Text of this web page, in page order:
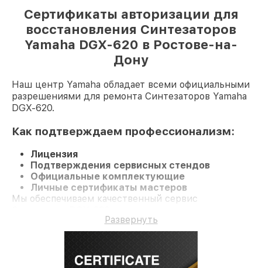
Сертификаты авторизации для
восстановления Синтезаторов
Yamaha DGX-620 в Ростове-на-
Дону
Наш центр Yamaha обладает всеми официальными
разрешениями для ремонта Синтезаторов Yamaha
DGX-620.
Как подтверждаем профессионализм:
Лицензия
Подтверждения сервисных стендов
Официальные комплектующие
Личные сертификаты мастеров
Мы обеспечиваем качественный сервис
Развернуть